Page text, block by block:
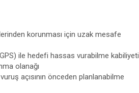
korunması için uzak mesafe
ile hedefi hassas vurabilme kabiliyeti
olanağı
açısının önceden planlanabilme